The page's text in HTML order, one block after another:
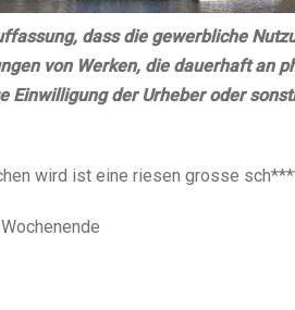
dass die gewerbliche
von Werken, die dauerhaft an
Einwilligung der Urheber oder
wird ist eine riesen grosse